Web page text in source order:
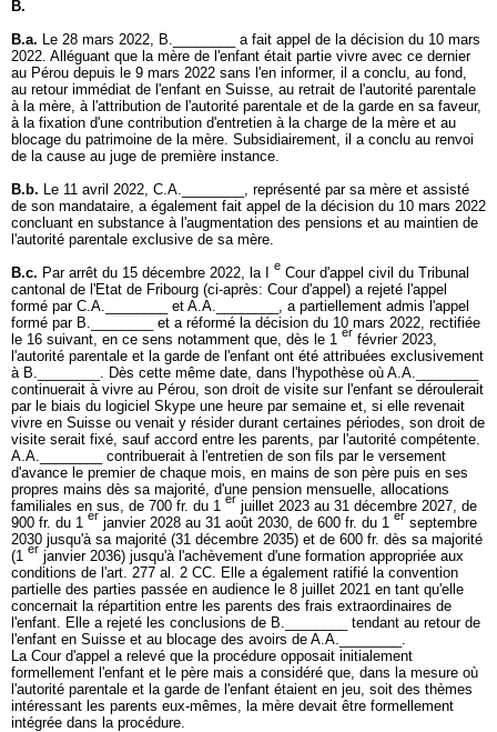
B.
B.a. Le 28 mars 2022, B.________ a fait appel de la décision du 10 mars
2022. Alléguant que la mère de l'enfant était partie vivre avec ce dernier
au Pérou depuis le 9 mars 2022 sans l'en informer, il a conclu, au fond,
au retour immédiat de l'enfant en Suisse, au retrait de l'autorité parentale
à la mère, à l'attribution de l'autorité parentale et de la garde en sa faveur,
à la fixation d'une contribution d'entretien à la charge de la mère et au
blocage du patrimoine de la mère. Subsidiairement, il a conclu au renvoi
de la cause au juge de première instance.
B.b. Le 11 avril 2022, C.A.________, représenté par sa mère et assisté
de son mandataire, a également fait appel de la décision du 10 mars 2022
concluant en substance à l'augmentation des pensions et au maintien de
l'autorité parentale exclusive de sa mère.
B.c. Par arrêt du 15 décembre 2022, la I e Cour d'appel civil du Tribunal
cantonal de l'Etat de Fribourg (ci-après: Cour d'appel) a rejeté l'appel
formé par C.A.________ et A.A.________, a partiellement admis l'appel
formé par B.________ et a réformé la décision du 10 mars 2022, rectifiée
le 16 suivant, en ce sens notamment que, dès le 1 er février 2023,
l'autorité parentale et la garde de l'enfant ont été attribuées exclusivement
à B.________. Dès cette même date, dans l'hypothèse où A.A.________
continuerait à vivre au Pérou, son droit de visite sur l'enfant se déroulerait
par le biais du logiciel Skype une heure par semaine et, si elle revenait
vivre en Suisse ou venait y résider durant certaines périodes, son droit de
visite serait fixé, sauf accord entre les parents, par l'autorité compétente.
A.A.________ contribuerait à l'entretien de son fils par le versement
d'avance le premier de chaque mois, en mains de son père puis en ses
propres mains dès sa majorité, d'une pension mensuelle, allocations
familiales en sus, de 700 fr. du 1 er juillet 2023 au 31 décembre 2027, de
900 fr. du 1 er janvier 2028 au 31 août 2030, de 600 fr. du 1 er septembre
2030 jusqu'à sa majorité (31 décembre 2035) et de 600 fr. dès sa majorité
(1 er janvier 2036) jusqu'à l'achèvement d'une formation appropriée aux
conditions de l'art. 277 al. 2 CC. Elle a également ratifié la convention
partielle des parties passée en audience le 8 juillet 2021 en tant qu'elle
concernait la répartition entre les parents des frais extraordinaires de
l'enfant. Elle a rejeté les conclusions de B.________ tendant au retour de
l'enfant en Suisse et au blocage des avoirs de A.A.________.
La Cour d'appel a relevé que la procédure opposait initialement
formellement l'enfant et le père mais a considéré que, dans la mesure où
l'autorité parentale et la garde de l'enfant étaient en jeu, soit des thèmes
intéressant les parents eux-mêmes, la mère devait être formellement
intégrée dans la procédure.